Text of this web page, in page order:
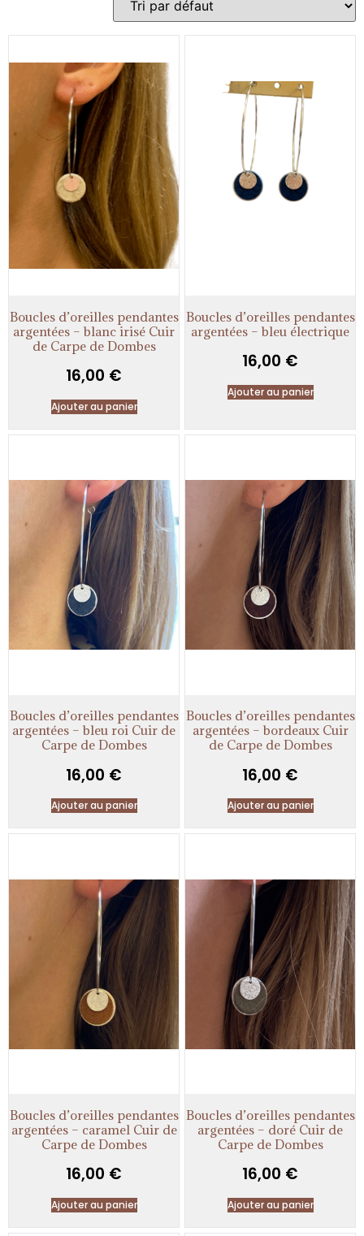
Boucles d’oreilles pendantes
argentées – blanc irisé Cuir
de Carpe de Dombes
16,00 €
Ajouter au panier
Boucles d’oreilles pendantes
argentées – bleu électrique
16,00 €
Ajouter au panier
Boucles d’oreilles pendantes
argentées – bleu roi Cuir de
Carpe de Dombes
16,00 €
Ajouter au panier
Boucles d’oreilles pendantes
argentées – bordeaux Cuir
de Carpe de Dombes
16,00 €
Ajouter au panier
Boucles d’oreilles pendantes
argentées – caramel Cuir de
Carpe de Dombes
16,00 €
Ajouter au panier
Boucles d’oreilles pendantes
argentées – doré Cuir de
Carpe de Dombes
16,00 €
Ajouter au panier